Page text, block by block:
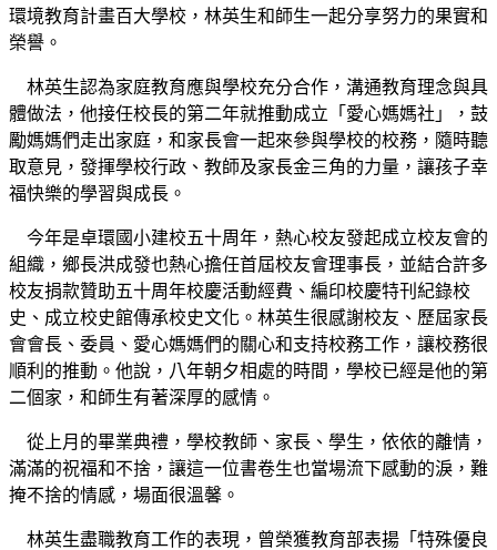
環境教育計畫百大學校，林英生和師生一起分享努力的果實和
榮譽。
林英生認為家庭教育應與學校充分合作，溝通教育理念與具
體做法，他接任校長的第二年就推動成立「愛心媽媽社」，鼓
勵媽媽們走出家庭，和家長會一起來參與學校的校務，隨時聽
取意見，發揮學校行政、教師及家長金三角的力量，讓孩子幸
福快樂的學習與成長。
今年是卓環國小建校五十周年，熱心校友發起成立校友會的
組織，鄉長洪成發也熱心擔任首屆校友會理事長，並結合許多
校友捐款贊助五十周年校慶活動經費、編印校慶特刊紀錄校
史、成立校史館傳承校史文化。林英生很感謝校友、歷屆家長
會會長、委員、愛心媽媽們的關心和支持校務工作，讓校務很
順利的推動。他說，八年朝夕相處的時間，學校已經是他的第
二個家，和師生有著深厚的感情。
從上月的畢業典禮，學校教師、家長、學生，依依的離情，
滿滿的祝福和不捨，讓這一位書卷生也當場流下感動的淚，難
掩不捨的情感，場面很溫馨。
林英生盡職教育工作的表現，曾榮獲教育部表揚「特殊優良